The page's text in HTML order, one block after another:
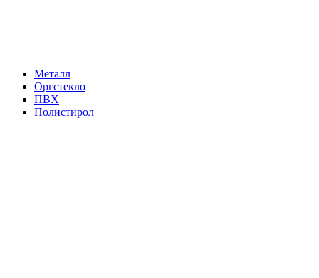
Металл
Оргстекло
ПВХ
Полистирол